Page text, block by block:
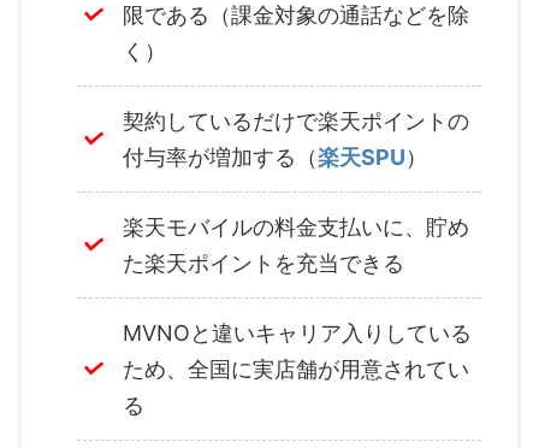
限である（課金対象の通話などを除
く）
契約しているだけで楽天ポイントの
付与率が増加する（楽天SPU）
楽天モバイルの料金支払いに、貯め
た楽天ポイントを充当できる
MVNOと違いキャリア入りしている
ため、全国に実店舗が用意されてい
る